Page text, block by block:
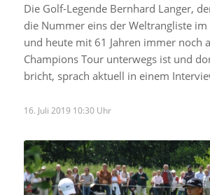
Die Golf-Legende Bernhard Langer,
die Nummer eins der Weltrangliste
und heute mit 61 Jahren immer noch
Champions Tour unterwegs ist und
bricht, sprach aktuell in einem
16. Juli 2019 10:30 Uhr